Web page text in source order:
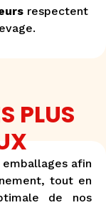
respectent
PLUS
emballages afin
tout en
de nos